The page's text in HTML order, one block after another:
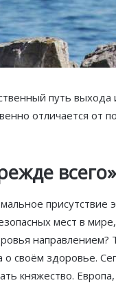
путь выхода
отличается от
всего»
мест в
направлением?
о своём здоровье.
княжество.